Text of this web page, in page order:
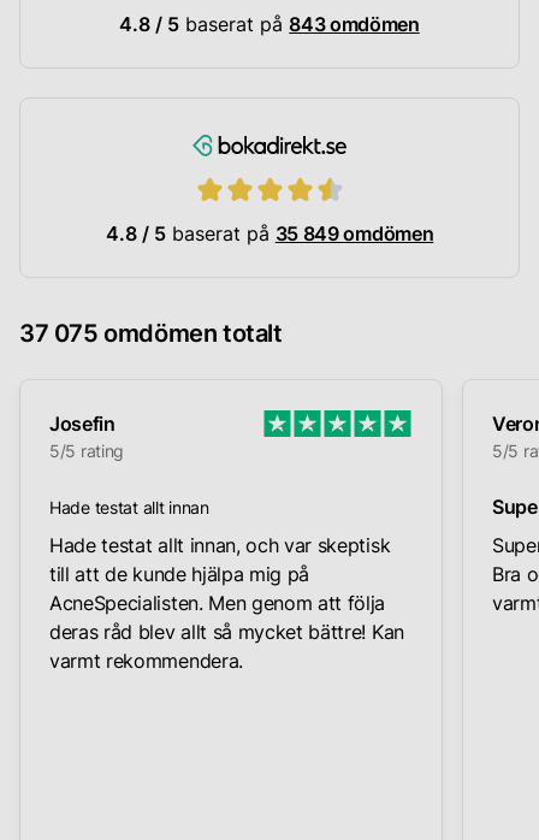
4.8 / 5 baserat på 843 omdömen
4.8 / 5 baserat på 35 849 omdömen
37 075 omdömen totalt
Josefin
5/5 rating
Hade testat allt innan
Hade testat allt innan, och var skeptisk
till att de kunde hjälpa mig på
AcneSpecialisten. Men genom att följa
deras råd blev allt så mycket bättre! Kan
varmt rekommendera.
5/5
Bra
varmt